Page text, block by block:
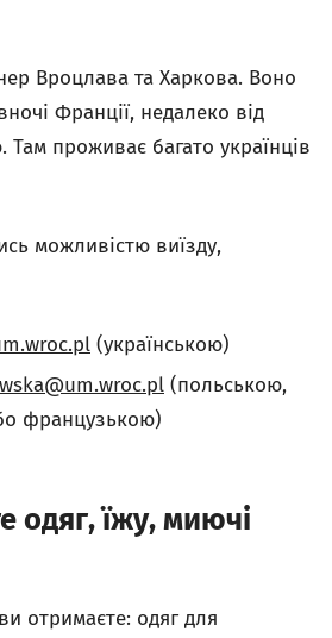
Вроцлава та Харкова. Воно
Франції, недалеко від
Там проживає багато українців
можливістю виїзду,
(українською)
(польською,
французькою)
одяг, їжу, миючі
отримаєте: одяг для